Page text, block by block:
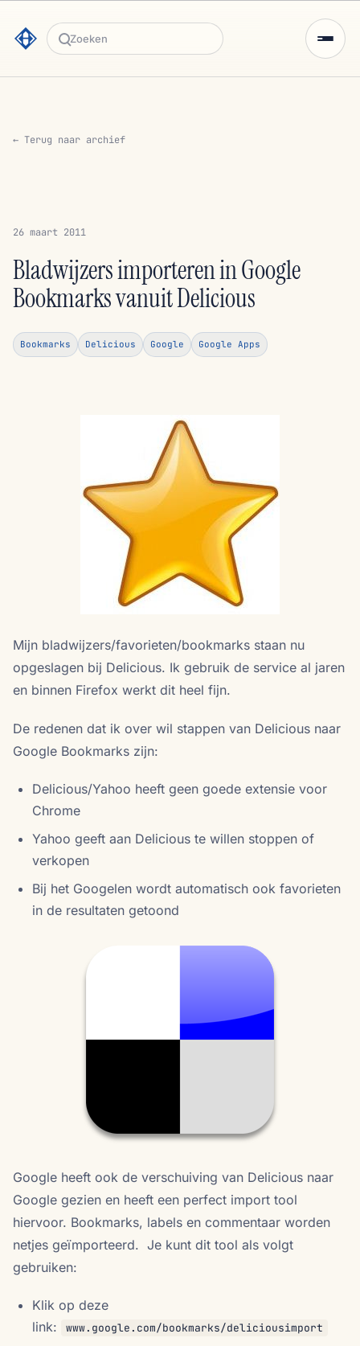
Zoeken
← Terug naar archief
26 maart 2011
Bladwijzers importeren in Google
Bookmarks vanuit Delicious
Bookmarks Delicious Google Google Apps
Mijn bladwijzers/favorieten/bookmarks staan nu
opgeslagen bij Delicious. Ik gebruik de service al jaren
en binnen Firefox werkt dit heel fijn.
De redenen dat ik over wil stappen van Delicious naar
Google Bookmarks zijn:
Delicious/Yahoo heeft geen goede extensie voor
Chrome
Yahoo geeft aan Delicious te willen stoppen of
verkopen
Bij het Googelen wordt automatisch ook favorieten
in de resultaten getoond
Google heeft ook de verschuiving van Delicious naar
Google gezien en heeft een perfect import tool
hiervoor. Bookmarks, labels en commentaar worden
netjes geïmporteerd. Je kunt dit tool als volgt
gebruiken:
Klik op deze
link:
www.google.com/bookmarks/deliciousimport